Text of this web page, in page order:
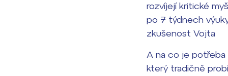
rozvíjejí kritické
po 7 týdnech
zkušenost Vojta
A na co je
který tradičně